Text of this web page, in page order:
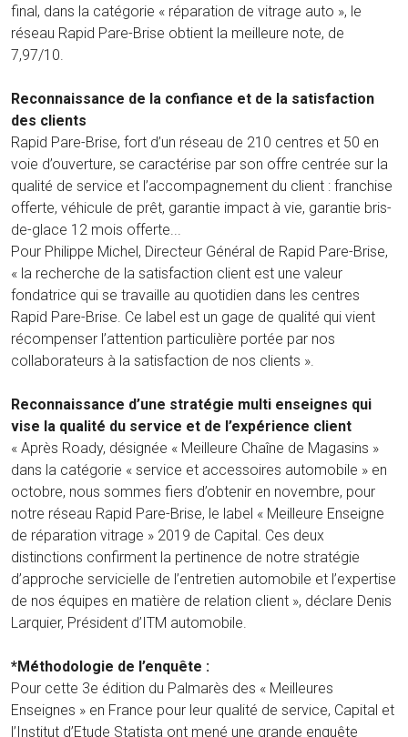
final, dans la catégorie « réparation de vitrage auto », le
réseau Rapid Pare-Brise obtient la meilleure note, de
7,97/10.
Reconnaissance de la confiance et de la satisfaction
des clients
Rapid Pare-Brise, fort d’un réseau de 210 centres et 50 en
voie d’ouverture, se caractérise par son offre centrée sur la
qualité de service et l’accompagnement du client : franchise
offerte, véhicule de prêt, garantie impact à vie, garantie bris-
de-glace 12 mois offerte...
Pour Philippe Michel, Directeur Général de Rapid Pare-Brise,
« la recherche de la satisfaction client est une valeur
fondatrice qui se travaille au quotidien dans les centres
Rapid Pare-Brise. Ce label est un gage de qualité qui vient
récompenser l’attention particulière portée par nos
collaborateurs à la satisfaction de nos clients ».
Reconnaissance d’une stratégie multi enseignes qui
vise la qualité du service et de l’expérience client
« Après Roady, désignée « Meilleure Chaîne de Magasins »
dans la catégorie « service et accessoires automobile » en
octobre, nous sommes fiers d’obtenir en novembre, pour
notre réseau Rapid Pare-Brise, le label « Meilleure Enseigne
de réparation vitrage » 2019 de Capital. Ces deux
distinctions confirment la pertinence de notre stratégie
d’approche servicielle de l’entretien automobile et l’expertise
de nos équipes en matière de relation client », déclare Denis
Larquier, Président d’ITM automobile.
*Méthodologie de l’enquête :
Pour cette 3e édition du Palmarès des « Meilleures
Enseignes » en France pour leur qualité de service, Capital et
l’Institut d’Etude Statista ont mené une grande enquête